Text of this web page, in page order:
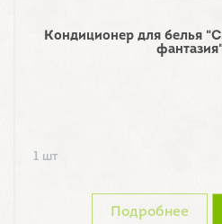
Кондиционер для белья
1 шт
Подробнее